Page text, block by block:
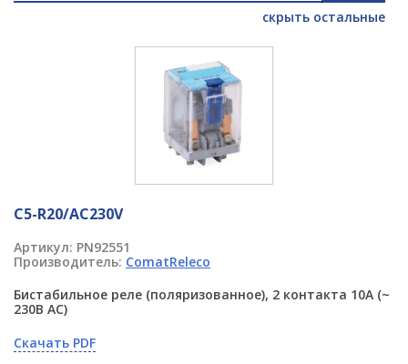
скрыть остальные
C5-R20/AC230V
Артикул: PN92551
Производитель: ComatReleco
Бистабильное реле (поляризованное), 2 контакта 10A (~
230В AC)
Скачать PDF